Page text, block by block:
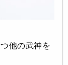
他の武神を